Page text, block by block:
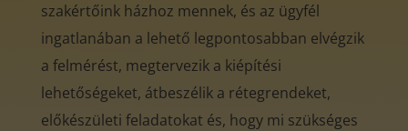
szakértőink házhoz mennek, és az ügyfél
ingatlanában a lehető legpontosabban elvégzik
a felmérést, megtervezik a kiépítési
lehetőségeket, átbeszélik a rétegrendeket,
előkészületi feladatokat és, hogy mi szükséges